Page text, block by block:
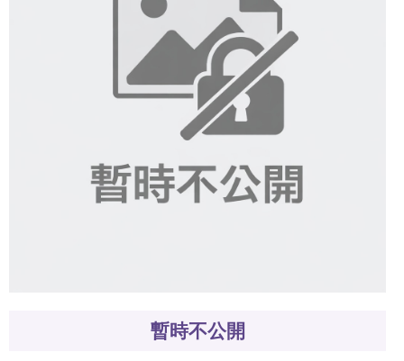
暫時不公開